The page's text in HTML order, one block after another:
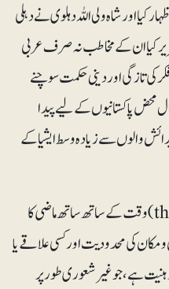
کیا اورشاہ ولی اللہ دہلوی نے دہلی
کیا ان کے مخاطب نہ صرف عربی
کی تازگی اور دینی حکمت سوچنے
محض پاکستانیوں کے لیے پیدا
والوں سے زیادہ وسط ایشیا کے
پھر یہ بنیادی مقدمہ کہ کیا فکر (thought) وقت کے ساتھ ساتھ ماضی کا
کی محدودیت اور کسی علاقے یا
ہے، جو غیر شعوری طور پر